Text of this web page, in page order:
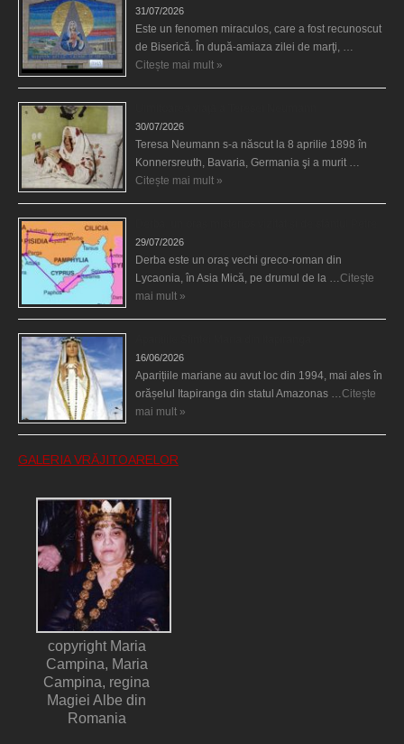
31/07/2026
Este un fenomen miraculos, care a fost recunoscut
de Biserică. În după-amiaza zilei de marţi, …
Citește mai mult »
30/07/2026
Teresa Neumann s-a născut la 8 aprilie 1898 în
Konnersreuth, Bavaria, Germania şi a murit …
Citește mai mult »
29/07/2026
Derba este un oraş vechi greco-roman din
Lycaonia, în Asia Mică, pe drumul de la …Citește
mai mult »
16/06/2026
Aparițiile mariane au avut loc din 1994, mai ales în
orășelul Itapiranga din statul Amazonas …Citește
mai mult »
GALERIA VRĂJITOARELOR
copyright Maria
Campina, Maria
Campina, regina
Magiei Albe din
Romania